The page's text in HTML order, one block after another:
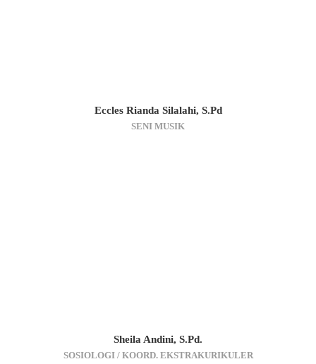
Eccles Rianda Silalahi, S.Pd
SENI MUSIK
Sheila Andini, S.Pd.
SOSIOLOGI / KOORD. EKSTRAKURIKULER